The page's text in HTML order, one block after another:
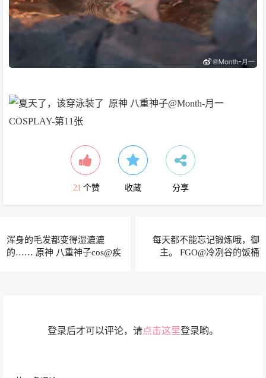
21 个赞 收藏 分享
浑身的毛发都变得湿漉漉
的…… 原神 八重神子cos@疾
每天都不能忘记锻炼哦，御
主。 FGO@冷冽谷的饭桶
登录后才可以评论，请点击这里登录哟。